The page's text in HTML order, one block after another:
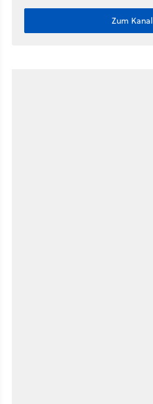
Zum Kanal